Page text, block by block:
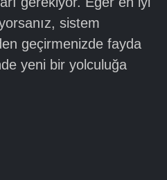
sistem
geçirmenizde fayda
yeni bir yolculuğa